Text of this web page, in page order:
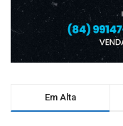
Em Alta